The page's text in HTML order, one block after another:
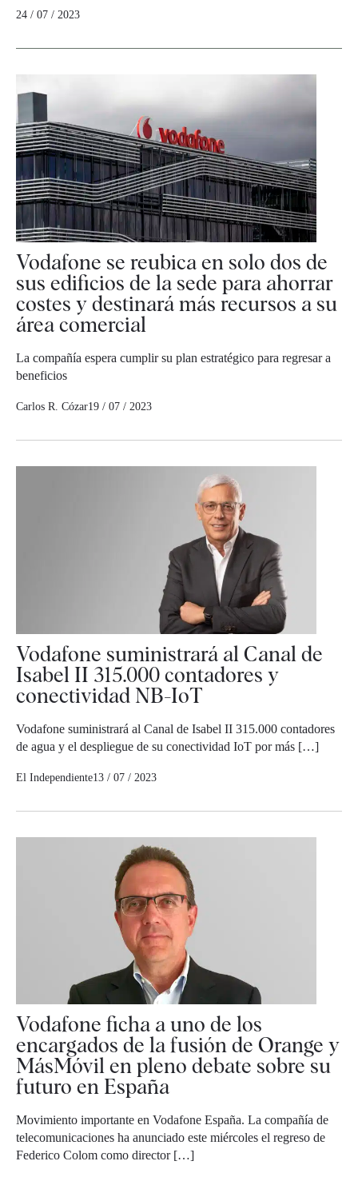
24 / 07 / 2023
Vodafone se reubica en solo dos de
sus edificios de la sede para ahorrar
costes y destinará más recursos a su
área comercial
La compañía espera cumplir su plan estratégico para regresar a
beneficios
Carlos R. Cózar19 / 07 / 2023
Vodafone suministrará al Canal de
Isabel II 315.000 contadores y
conectividad NB-IoT
Vodafone suministrará al Canal de Isabel II 315.000 contadores
de agua y el despliegue de su conectividad IoT por más […]
El Independiente13 / 07 / 2023
Vodafone ficha a uno de los
encargados de la fusión de Orange y
MásMóvil en pleno debate sobre su
futuro en España
Movimiento importante en Vodafone España. La compañía de
telecomunicaciones ha anunciado este miércoles el regreso de
Federico Colom como director […]